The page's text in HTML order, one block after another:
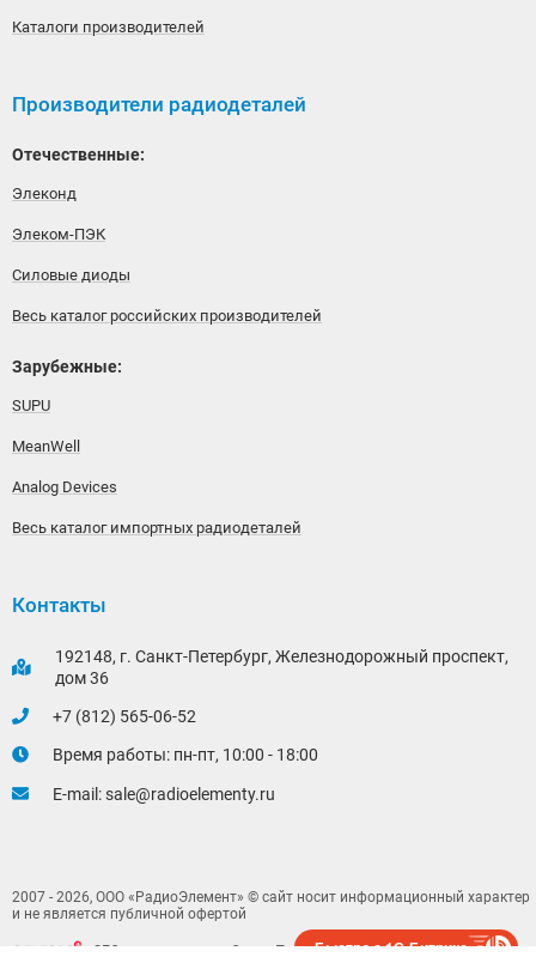
Каталоги производителей
Производители радиодеталей
Отечественные:
Элеконд
Элеком-ПЭК
Силовые диоды
Весь каталог российских производителей
Зарубежные:
SUPU
MeanWell
Analog Devices
Весь каталог импортных радиодеталей
Контакты
192148, г. Санкт-Петербург, Железнодорожный проспект,
дом 36
+7 (812) 565-06-52
Время работы: пн-пт, 10:00 - 18:00
E-mail:sale@radioelementy.ru
2007 - 2026, ООО «РадиоЭлемент» © сайт носит информационный характер
и не является публичной офертой
- SEO продвижение в Санкт-ПетербургеБыстро с 1С-Битрикс